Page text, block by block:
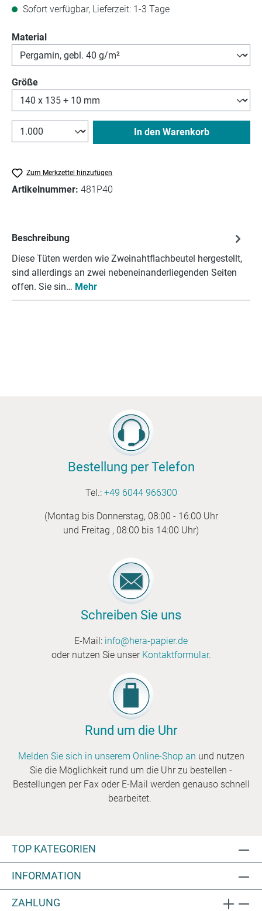
Sofort verfügbar, Lieferzeit: 1-3 Tage
Materialauswählen
Größeauswählen
In den Warenkorb
Zum Merkzettel hinzufügen
Artikelnummer: 481P40
Beschreibung
Diese Tüten werden wie Zweinahtflachbeutel hergestellt,
sind allerdings an zwei nebeneinanderliegenden Seiten
offen. Sie sin… Mehr
Bestellung per Telefon
Tel.: +49 6044 966300
(Montag bis Donnerstag, 08:00 - 16:00 Uhr
und Freitag , 08:00 bis 14:00 Uhr)
Schreiben Sie uns
E-Mail: info@hera-papier.de
oder nutzen Sie unser Kontaktformular.
Rund um die Uhr
Melden Sie sich in unserem Online-Shop an und nutzen
Sie die Möglichkeit rund um die Uhr zu bestellen -
Bestellungen per Fax oder E-Mail werden genauso schnell
bearbeitet.
TOP KATEGORIEN
INFORMATION
ZAHLUNG